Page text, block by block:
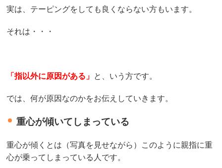
実は、テーピングをしても良くならない方もいます。
それは・・・
「指以外に原因がある」 と、いう方です。
では、何が原因なのかをお伝えしていきます。
重心が傾いてしまっている
重心が傾くとは（写真を見せながら）このように親指に重
心が乗ってしまっている人です。